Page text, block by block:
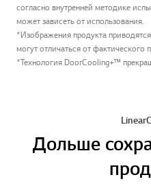
согласно внутренней методике
может зависеть от использования.
*Изображения продукта
могут отличаться от фактического
*Технология DoorCooling+™
Дольше